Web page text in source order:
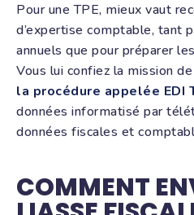
Pour une TPE, mieux vaut
d’expertise comptable, tant
annuels que pour préparer
Vous lui confiez la mission
la procédure appelée EDI
données informatisé par
données fiscales et
COMMENT